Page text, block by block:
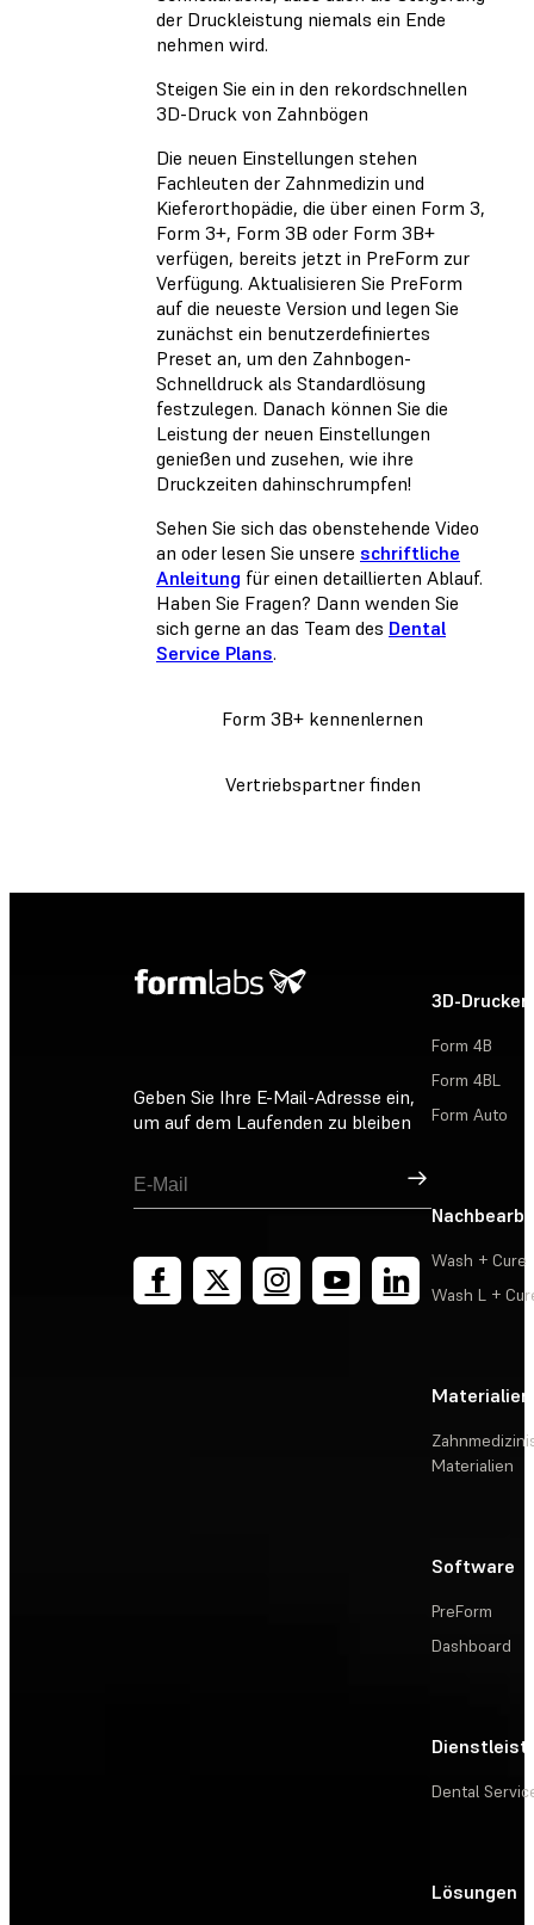
der Druckleistung niemals ein Ende
nehmen wird.
Steigen Sie ein in den rekordschnellen
3D-Druck von Zahnbögen
Die neuen Einstellungen stehen
Fachleuten der Zahnmedizin und
Kieferorthopädie, die über einen Form 3,
Form 3+, Form 3B oder Form 3B+
verfügen, bereits jetzt in PreForm zur
Verfügung. Aktualisieren Sie PreForm
auf die neueste Version und legen Sie
zunächst ein benutzerdefiniertes
Preset an, um den Zahnbogen-
Schnelldruck als Standardlösung
festzulegen. Danach können Sie die
Leistung der neuen Einstellungen
genießen und zusehen, wie ihre
Druckzeiten dahinschrumpfen!
Sehen Sie sich das obenstehende Video
an oder lesen Sie unsere schriftliche
Anleitung für einen detaillierten Ablauf.
Haben Sie Fragen? Dann wenden Sie
sich gerne an das Team des Dental
Service Plans.
Form 3B+ kennenlernen
Vertriebspartner finden
Geben Sie Ihre E-Mail-Adresse ein,
um auf dem Laufenden zu bleiben
Registrieren
3D-Drucker
Form 4B
Form 4BL
Form Auto
Wash + Cure
Wash L +
Materialien
Materialien
Software
PreForm
Dashboard
Dental
Lösungen